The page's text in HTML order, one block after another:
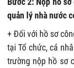
quản lý nhà nước
+ Đối với hồ sơ
tại Tổ chức, cá
trường nộp hồ sơ